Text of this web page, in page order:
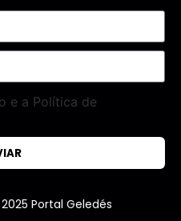
e a Política de
Portal Geledés